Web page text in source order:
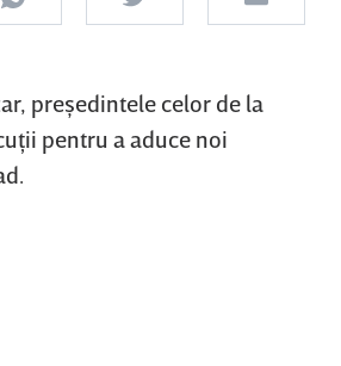
preşedintele celor de la
pentru a aduce noi